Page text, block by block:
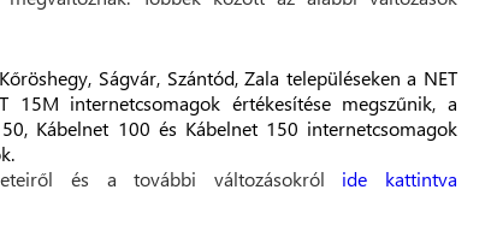
Ságvár, Szántód, Zala településeken a NET
15M internetcsomagok értékesítése megszűnik, a
Kábelnet 100 és Kábelnet 150 internetcsomagok
és a további változásokról ide kattintva